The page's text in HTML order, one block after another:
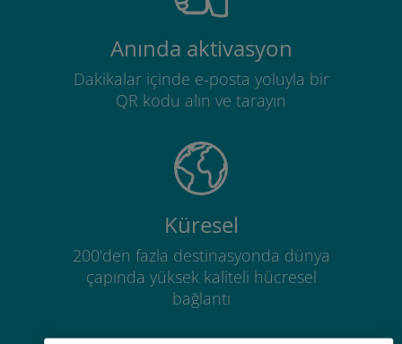
Anında aktivasyon
Dakikalar içinde e-posta yoluyla bir
QR kodu alın ve tarayın
Küresel
200'den fazla destinasyonda dünya
çapında yüksek kaliteli hücresel
bağlantı